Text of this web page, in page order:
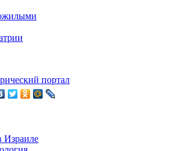
портал
Израиле